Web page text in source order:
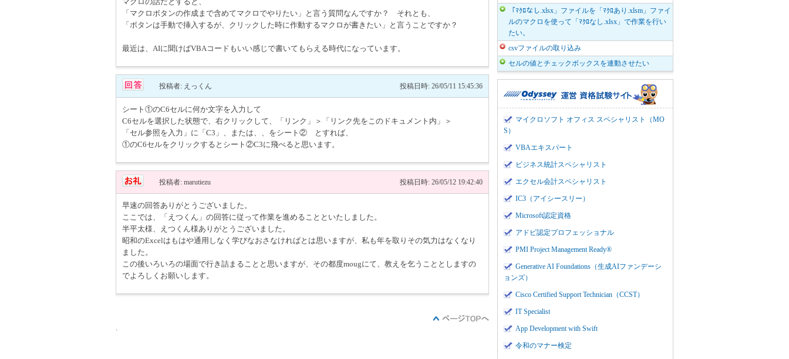
「マクロボタンの作成まで含めてマクロでやりたい」と言う質問なんですか？ それとも、
「ボタンは手動で挿入するが、クリックした時に作動するマクロが書きたい」と言うことですか？
最近は、AIに聞けばVBAコードもいい感じで書いてもらえる時代になっています。
投稿日時: 26/05/11 15:45:36
投稿者: えっくん
シート①のC6セルに何か文字を入力して
C6セルを選択した状態で、右クリックして、「リンク」＞「リンク先をこのドキュメント内」＞
「セル参照を入力」に「C3」、または、、をシート② とすれば、
①のC6セルをクリックするとシート②C3に飛べると思います。
投稿日時: 26/05/12 19:42:40
投稿者: marutiezu
早速の回答ありがとうございました。
ここでは、「えつくん」の回答に従って作業を進めることといたしました。
半平太様、えつくん様ありがとうございました。
昭和のExcelはもはや通用しなく学びなおさなければとは思いますが、私も年を取りその気力はなくなり
ました。
この後いろいろの場面で行き詰まることと思いますが、その都度mougにて、教えを乞うこととしますの
でよろしくお願いします。
「ﾏｸﾛなし.xlsx」ファイルを「ﾏｸﾛあり.xlsm」ファイ
ルのマクロを使って「ﾏｸﾛなし.xlsx」で作業を行い
たい。
csvファイルの取り込み
セルの値とチェックボックスを連動させたい
マイクロソフト オフィス スペシャリスト（MO
S）
VBAエキスパート
ビジネス統計スペシャリスト
エクセル会計スペシャリスト
IC3（アイシースリー）
Microsoft認定資格
アドビ認定プロフェッショナル
PMI Project Management Ready®
Generative AI Foundations（生成AIファンデーシ
ョンズ）
Cisco Certified Support Technician（CCST）
IT Specialist
App Development with Swift
令和のマナー検定